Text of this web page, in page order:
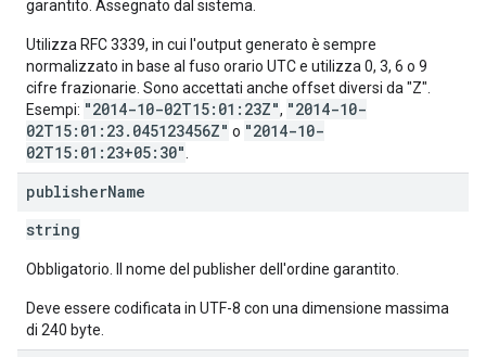
garantito. Assegnato dal sistema.
Utilizza RFC 3339, in cui l'output generato è sempre
normalizzato in base al fuso orario UTC e utilizza 0, 3, 6 o 9
cifre frazionarie. Sono accettati anche offset diversi da "Z".
Esempi: "2014-10-02T15:01:23Z", "2014-10-
02T15:01:23.045123456Z" o "2014-10-
02T15:01:23+05:30"
publisherName
string
Obbligatorio. Il nome del publisher dell'ordine garantito.
Deve essere codificata in UTF-8 con una dimensione massima
di 240 byte.